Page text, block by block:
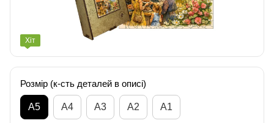
Хіт
Розмір (к-сть деталей в описі)
А5 А4 A3 A2 A1